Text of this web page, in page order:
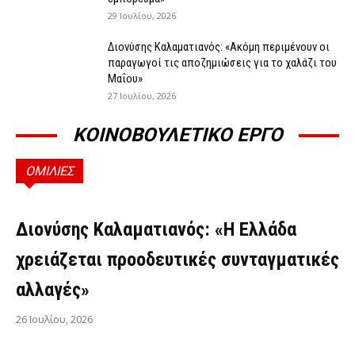
29 Ιουλίου, 2026
Διονύσης Καλαματιανός: «Ακόμη περιμένουν οι
παραγωγοί τις αποζημιώσεις για το χαλάζι του
Μαΐου»
27 Ιουλίου, 2026
ΚΟΙΝΟΒΟΥΛΕΤΙΚΟ ΕΡΓΟ
ΟΜΙΛΙΕΣ
ΟΜΙΛΊΕΣ
Διονύσης Καλαματιανός: «Η Ελλάδα
χρειάζεται προοδευτικές συνταγματικές
αλλαγές»
26 Ιουλίου, 2026